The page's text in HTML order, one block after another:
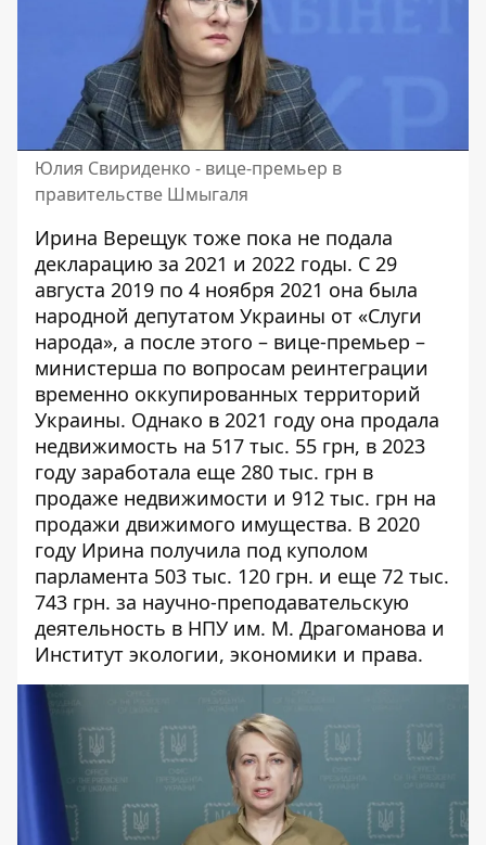
Юлия Свириденко - вице-премьер в
правительстве Шмыгаля
Ирина Верещук тоже пока не подала
декларацию за 2021 и 2022 годы. С 29
августа 2019 по 4 ноября 2021 она была
народной депутатом Украины от «Слуги
народа», а после этого – вице-премьер –
министерша по вопросам реинтеграции
временно оккупированных территорий
Украины. Однако в 2021 году она продала
недвижимость на 517 тыс. 55 грн, в 2023
году заработала еще 280 тыс. грн в
продаже недвижимости и 912 тыс. грн на
продажи движимого имущества. В 2020
году Ирина получила под куполом
парламента 503 тыс. 120 грн. и еще 72 тыс.
743 грн. за научно-преподавательскую
деятельность в НПУ им. М. Драгоманова и
Институт экологии, экономики и права.